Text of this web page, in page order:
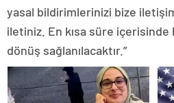
yasal bildirimlerinizi bize
iletiniz. En kısa süre
dönüş sağlanılacaktır.”